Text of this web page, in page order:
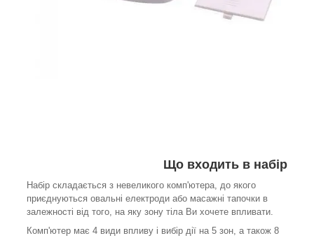
Що входить в набір
Набір складається з невеликого комп'ютера, до якого
приєднуються овальні електроди або масажні тапочки в
залежності від того, на яку зону тіла Ви хочете впливати.
Комп'ютер має 4 види впливу і вибір дії на 5 зон, а також 8